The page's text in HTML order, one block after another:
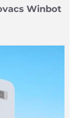
Winbot